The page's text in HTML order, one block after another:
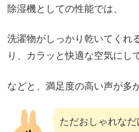
除湿機としての性能では、
洗濯物がしっかり乾いてくれ
り、カラッと快適な空気にし
などと、満足度の高い声が多
ただおしゃれな